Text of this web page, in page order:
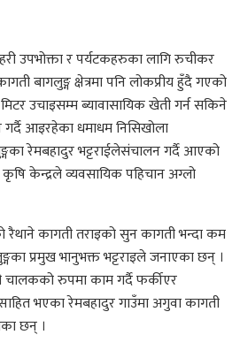
उपभोक्ता र पर्यटकहरुका लागि रुचीकर
बागलुङ्ग क्षेत्रमा पनि लोकप्रीय हुँदै गएको
उचाइसम्म ब्यावासायिक खेती गर्न सकिने
आइरहेका धमाधम निसिखोला
रेमबहादुर भट्टराईलेसंचालन गर्दै आएको
कृषि केन्द्रले व्यवसायिक पहिचान अग्लो
रैथाने कागती तराइको सुन कागती भन्दा कम
प्रमुख भानुभक्त भट्टराइले जनाएका छन् ।
चालकको रुपमा काम गर्दै फर्कीएर
भएका रेमबहादुर गाउँमा अगुवा कागती
छन् ।